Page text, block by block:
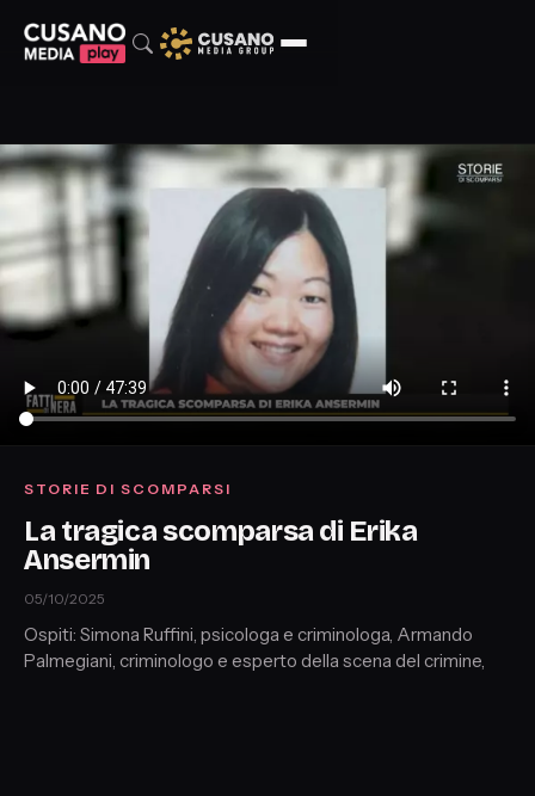
STORIE DI SCOMPARSI
La tragica scomparsa di Erika
Ansermin
05/10/2025
Ospiti: Simona Ruffini, psicologa e criminologa, Armando
Palmegiani, criminologo e esperto della scena del crimine,